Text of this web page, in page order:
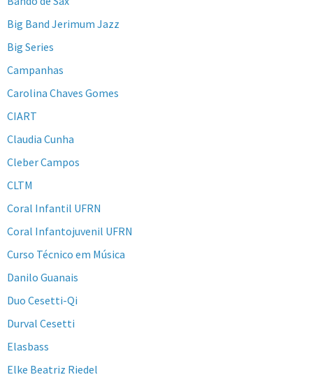
Big Band Jerimum Jazz
Big Series
Campanhas
Carolina Chaves Gomes
CIART
Claudia Cunha
Cleber Campos
CLTM
Coral Infantil UFRN
Coral Infantojuvenil UFRN
Curso Técnico em Música
Danilo Guanais
Duo Cesetti-Qi
Durval Cesetti
Elasbass
Elke Beatriz Riedel